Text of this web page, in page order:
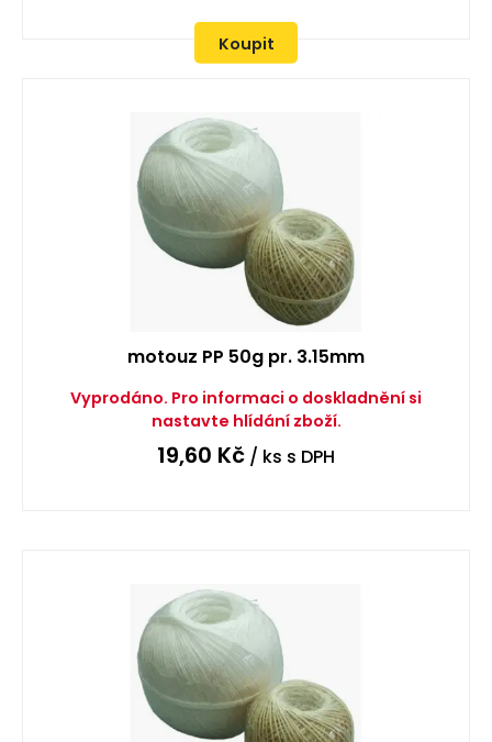
Koupit
motouz PP 50g pr. 3.15mm
Vyprodáno. Pro informaci o doskladnění si
nastavte hlídání zboží.
19,60 Kč / ks s DPH